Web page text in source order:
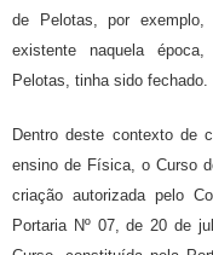
de Pelotas, por
existente naquela
Pelotas, tinha sido fechado.
Dentro deste contexto de
ensino de Física, o Curso
criação autorizada pelo
Portaria Nº 07, de 20 de